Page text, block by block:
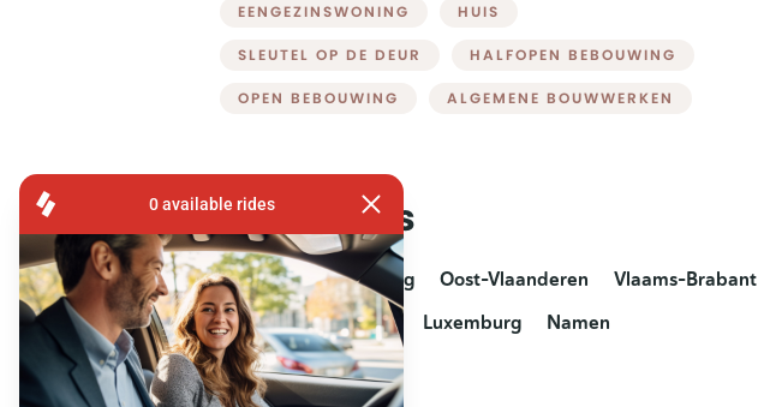
EENGEZINSWONING HUIS
SLEUTEL OP DE DEUR HALFOPEN BEBOUWING
OPEN BEBOUWING ALGEMENE BOUWWERKEN
Provincies
Antwerpen Limburg Oost-Vlaanderen Vlaams-Brabant
Henegouwen
Luik Luxemburg Namen